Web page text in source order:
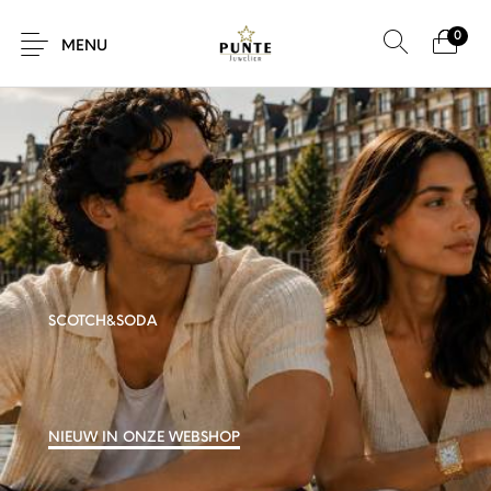
MENU
0
Sale Sieraden Horloges Brillen
Giftcard
Accessoires
SCOTCH&SODA
NIEUW IN ONZE WEBSHOP